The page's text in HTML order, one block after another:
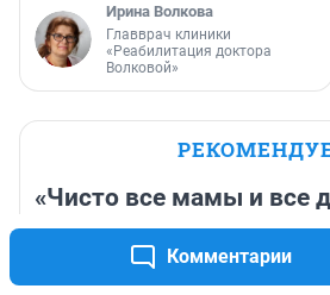
Комментарии
Ирина Волкова
Главврач клиники
«Реабилитация доктора
Волковой»
«Чисто все мамы и все
как медвежонок Момота
буквально весь